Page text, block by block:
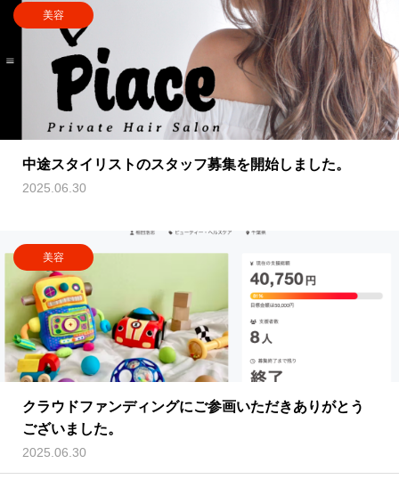
美容
中途スタイリストのスタッフ募集を開始しました。
2025.06.30
美容
クラウドファンディングにご参画いただきありがとう
ございました。
2025.06.30